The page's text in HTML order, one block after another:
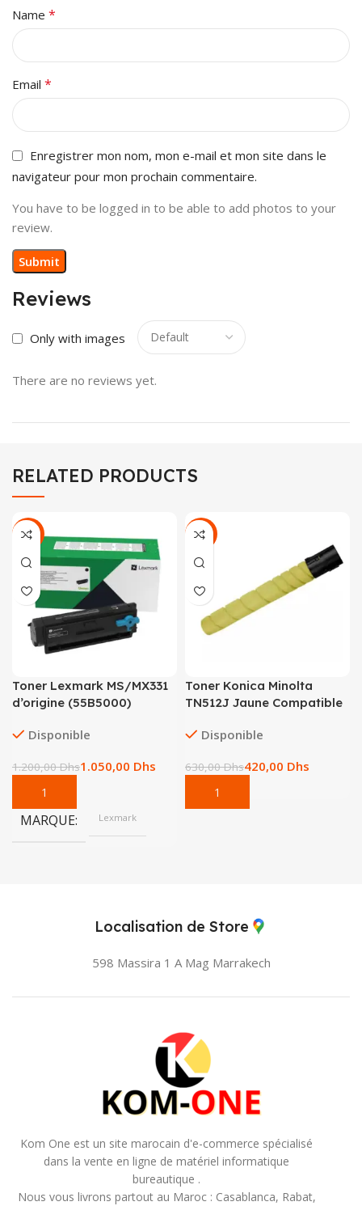
Reviews
Only with images
There are no reviews yet.
Name *
Email *
Enregistrer mon nom, mon e-mail et mon site dans le
navigateur pour mon prochain commentaire.
You have to be logged in to be able to add photos to your
review.
RELATED PRODUCTS
-13%
Toner Lexmark MS/MX331
d’origine (55B5000)
Disponible
1.200,00Dhs1.050,00 Dhs
MARQUE Lexmark
-33%
Toner Konica Minolta
TN512J Jaune Compatible
Disponible
630,00Dhs420,00 Dhs
Localisation de Store
598 Massira 1 A Mag Marrakech
Kom One est un site marocain d'e-commerce spécialisé
dans la vente en ligne de matériel informatique
bureautique .
Nous vous livrons partout au Maroc : Casablanca, Rabat,